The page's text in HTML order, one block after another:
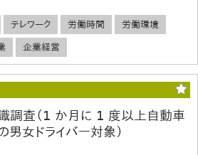
テレワーク 労働時間 労働環境
企業経営
調査（1 か月に 1 度以上自動車
男女ドライバー対象）